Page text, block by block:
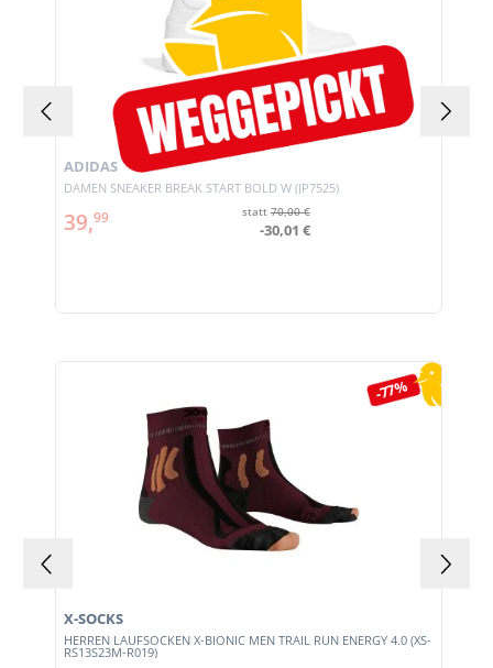
DAMEN SNEAKER BREAK START BOLD W (JP7525)
ADIDAS
39,99 statt70,00 €
-30,01 €
-77%
HERREN LAUFSOCKEN X-BIONIC MEN TRAIL RUN ENERGY 4.0 (XS-
RS13S23M-R019)
X-SOCKS